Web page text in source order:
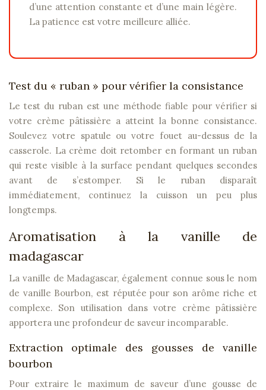
d’une attention constante et d’une main légère.
La patience est votre meilleure alliée.
Test du « ruban » pour vérifier la consistance
Le test du ruban est une méthode fiable pour vérifier si
votre crème pâtissière a atteint la bonne consistance.
Soulevez votre spatule ou votre fouet au-dessus de la
casserole. La crème doit retomber en formant un ruban
qui reste visible à la surface pendant quelques secondes
avant de s’estomper. Si le ruban disparaît
immédiatement, continuez la cuisson un peu plus
longtemps.
Aromatisation à la vanille de
madagascar
La vanille de Madagascar, également connue sous le nom
de vanille Bourbon, est réputée pour son arôme riche et
complexe. Son utilisation dans votre crème pâtissière
apportera une profondeur de saveur incomparable.
Extraction optimale des gousses de vanille
bourbon
Pour extraire le maximum de saveur d’une gousse de